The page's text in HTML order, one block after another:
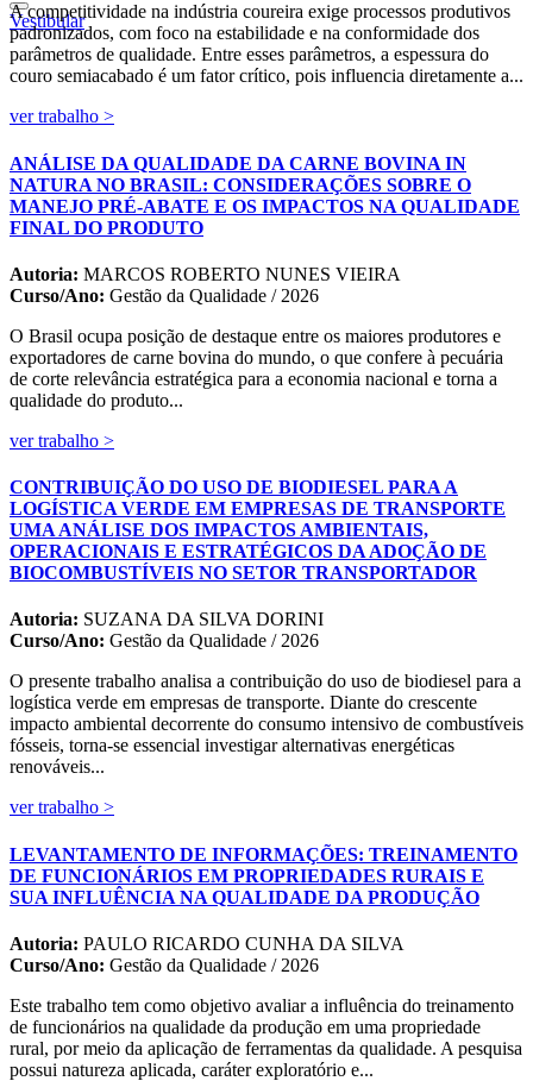
Vestibular
A competitividade na indústria coureira exige processos produtivos
padronizados, com foco na estabilidade e na conformidade dos
parâmetros de qualidade. Entre esses parâmetros, a espessura do
couro semiacabado é um fator crítico, pois influencia diretamente a...
ver trabalho >
ANÁLISE DA QUALIDADE DA CARNE BOVINA IN
NATURA NO BRASIL: CONSIDERAÇÕES SOBRE O
MANEJO PRÉ-ABATE E OS IMPACTOS NA QUALIDADE
FINAL DO PRODUTO
Autoria: MARCOS ROBERTO NUNES VIEIRA
Curso/Ano: Gestão da Qualidade / 2026
O Brasil ocupa posição de destaque entre os maiores produtores e
exportadores de carne bovina do mundo, o que confere à pecuária
de corte relevância estratégica para a economia nacional e torna a
qualidade do produto...
ver trabalho >
CONTRIBUIÇÃO DO USO DE BIODIESEL PARA A
LOGÍSTICA VERDE EM EMPRESAS DE TRANSPORTE
UMA ANÁLISE DOS IMPACTOS AMBIENTAIS,
OPERACIONAIS E ESTRATÉGICOS DA ADOÇÃO DE
BIOCOMBUSTÍVEIS NO SETOR TRANSPORTADOR
Autoria: SUZANA DA SILVA DORINI
Curso/Ano: Gestão da Qualidade / 2026
O presente trabalho analisa a contribuição do uso de biodiesel para a
logística verde em empresas de transporte. Diante do crescente
impacto ambiental decorrente do consumo intensivo de combustíveis
fósseis, torna-se essencial investigar alternativas energéticas
renováveis...
ver trabalho >
LEVANTAMENTO DE INFORMAÇÕES: TREINAMENTO
DE FUNCIONÁRIOS EM PROPRIEDADES RURAIS E
SUA INFLUÊNCIA NA QUALIDADE DA PRODUÇÃO
Autoria: PAULO RICARDO CUNHA DA SILVA
Curso/Ano: Gestão da Qualidade / 2026
Este trabalho tem como objetivo avaliar a influência do treinamento
de funcionários na qualidade da produção em uma propriedade
rural, por meio da aplicação de ferramentas da qualidade. A pesquisa
possui natureza aplicada, caráter exploratório e...